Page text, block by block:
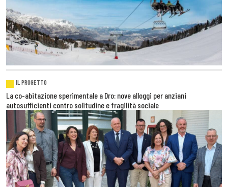
IL PROGETTO
La co-abitazione sperimentale a Dro: nove alloggi per anziani
autosufficienti contro solitudine e fragilità sociale